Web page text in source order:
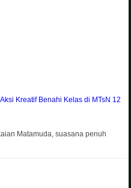
Kreatif Benahi Kelas di MTsN 12
Matamuda, suasana penuh